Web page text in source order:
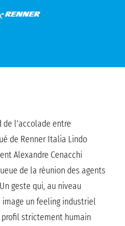
de l’accolade entre
de Renner Italia Lindo
Alexandre Cenacchi
de la réunion des agents
geste qui, au niveau
un feeling industriel
strictement humain